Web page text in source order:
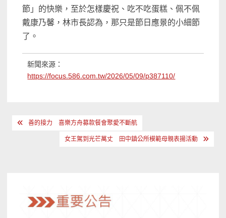
節」的快樂，至於怎樣慶祝、吃不吃蛋糕、佩不佩
戴康乃馨，林市長認為，那只是節日應景的小細節
了。
新聞來源：
https://focus.586.com.tw/2026/05/09/p387110/
文 善的接力 喜樂方舟募款餐會聚愛不斷航
女王駕到光芒萬丈 田中鎮公所模範母親表揚活動